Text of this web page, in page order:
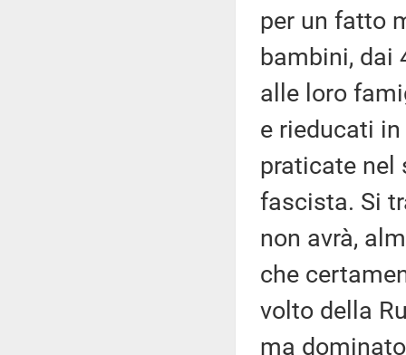
per un fatto
bambini, dai
alle loro
e rieducati
praticate nel
fascista. Si
non avrà,
che
volto della
ma